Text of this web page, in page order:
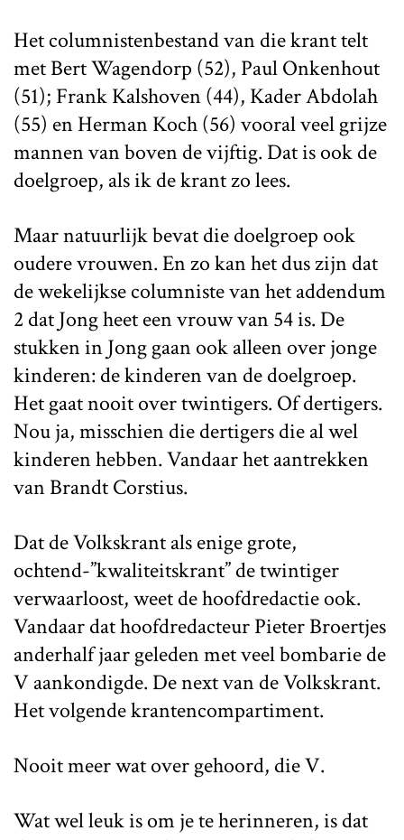
Het columnistenbestand van die krant telt
met Bert Wagendorp (52), Paul Onkenhout
(51); Frank Kalshoven (44), Kader Abdolah
(55) en Herman Koch (56) vooral veel grijze
mannen van boven de vijftig. Dat is ook de
doelgroep, als ik de krant zo lees.
Maar natuurlijk bevat die doelgroep ook
oudere vrouwen. En zo kan het dus zijn dat
de wekelijkse columniste van het addendum
2 dat Jong heet een vrouw van 54 is. De
stukken in Jong gaan ook alleen over jonge
kinderen: de kinderen van de doelgroep.
Het gaat nooit over twintigers. Of dertigers.
Nou ja, misschien die dertigers die al wel
kinderen hebben. Vandaar het aantrekken
van Brandt Corstius.
Dat de Volkskrant als enige grote,
ochtend-”kwaliteitskrant” de twintiger
verwaarloost, weet de hoofdredactie ook.
Vandaar dat hoofdredacteur Pieter Broertjes
anderhalf jaar geleden met veel bombarie de
V aankondigde. De next van de Volkskrant.
Het volgende krantencompartiment.
Nooit meer wat over gehoord, die V.
Wat wel leuk is om je te herinneren, is dat